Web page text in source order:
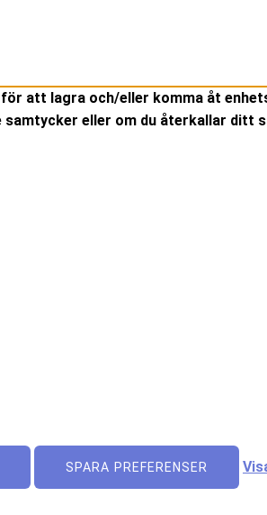
att lagra och/eller komma åt
samtycker eller om du återkallar
SPARA PREFERENSER